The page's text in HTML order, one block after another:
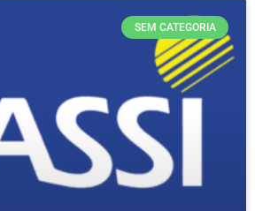
SEM CATEGORIA